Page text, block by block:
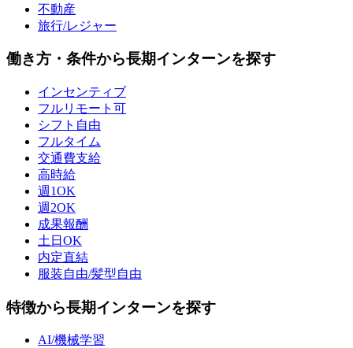
不動産
旅行/レジャー
働き方・条件から長期インターンを探す
インセンティブ
フルリモート可
シフト自由
フルタイム
交通費支給
高時給
週1OK
週2OK
成果報酬
土日OK
内定直結
服装自由/髪型自由
特徴から長期インターンを探す
AI/機械学習